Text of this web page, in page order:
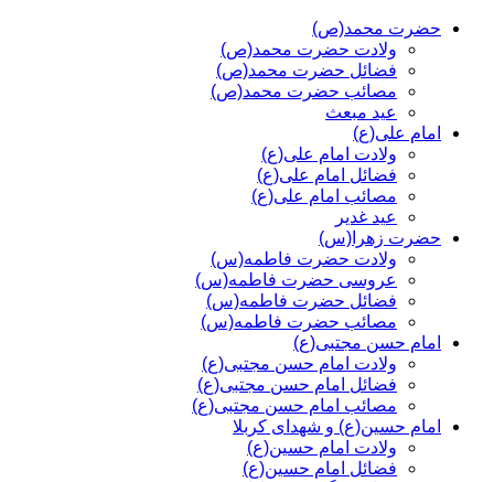
حضرت محمد(ص)
ولادت حضرت محمد(ص)
فضائل حضرت محمد(ص)
مصائب حضرت محمد(ص)
عید مبعث
امام علی(ع)
ولادت امام علی(ع)
فضائل امام علی(ع)
مصائب امام علی(ع)
عید غدیر
حضرت زهرا(س)
ولادت حضرت فاطمه(س)
عروسی حضرت فاطمه(س)
فضائل حضرت فاطمه(س)
مصائب حضرت فاطمه(س)
امام حسن مجتبی(ع)
ولادت امام حسن مجتبی(ع)
فضائل امام حسن مجتبی(ع)
مصائب امام حسن مجتبی(ع)
امام حسین(ع) و شهدای کربلا
ولادت امام حسین(ع)
فضائل امام حسین(ع)